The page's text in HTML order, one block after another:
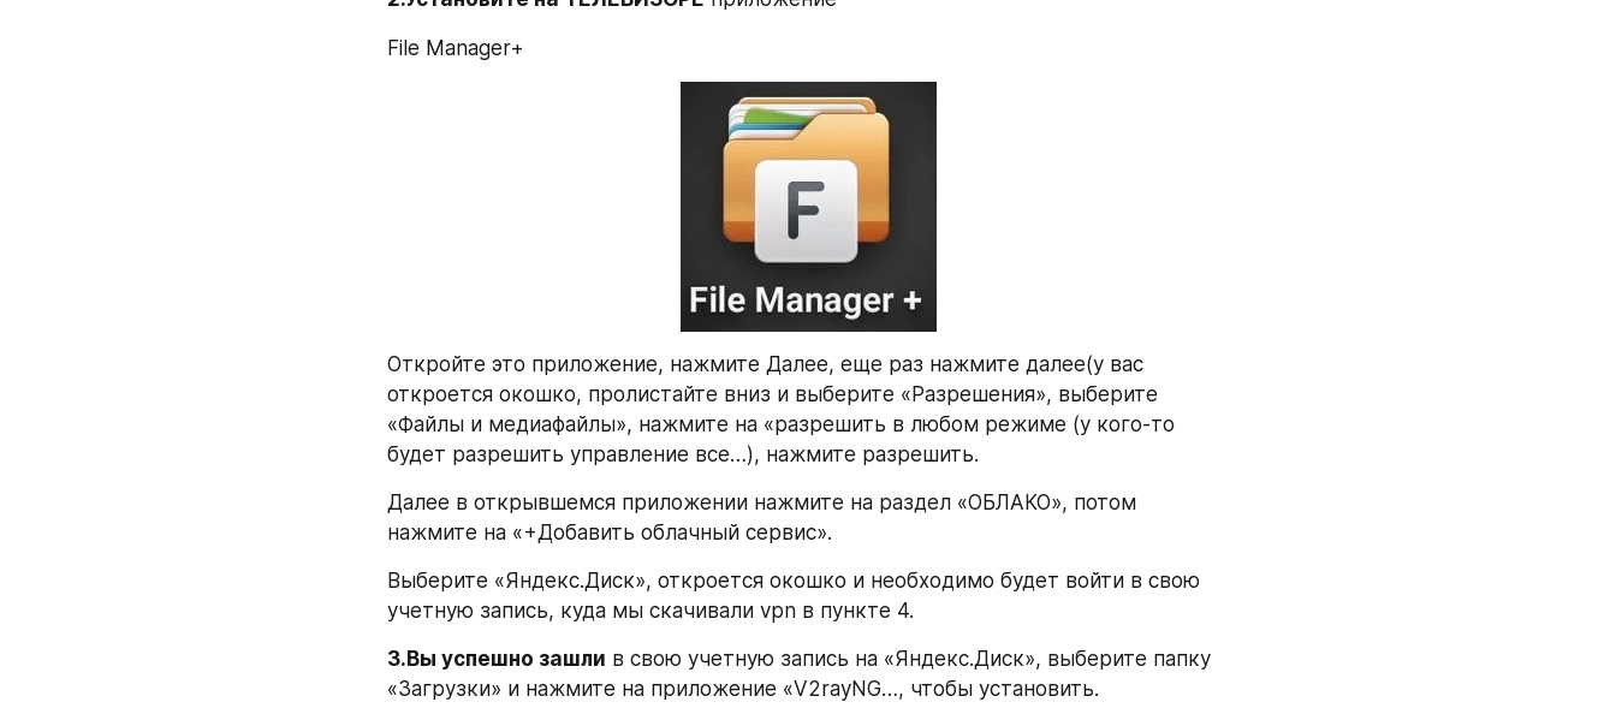
File Manager+
Откройте это приложение, нажмите Далее, еще раз нажмите далее(у вас
откроется окошко, пролистайте вниз и выберите «Разрешения», выберите
«Файлы и медиафайлы», нажмите на «разрешить в любом режиме (у кого-то
будет разрешить управление все…), нажмите разрешить.
Далее в открывшемся приложении нажмите на раздел «ОБЛАКО», потом
нажмите на «+Добавить облачный сервис».
Выберите «Яндекс.Диск», откроется окошко и необходимо будет войти в свою
учетную запись, куда мы скачивали vpn в пункте 4.
3.Вы успешно зашли в свою учетную запись на «Яндекс.Диск», выберите папку
«Загрузки» и нажмите на приложение «V2rayNG…, чтобы установить.